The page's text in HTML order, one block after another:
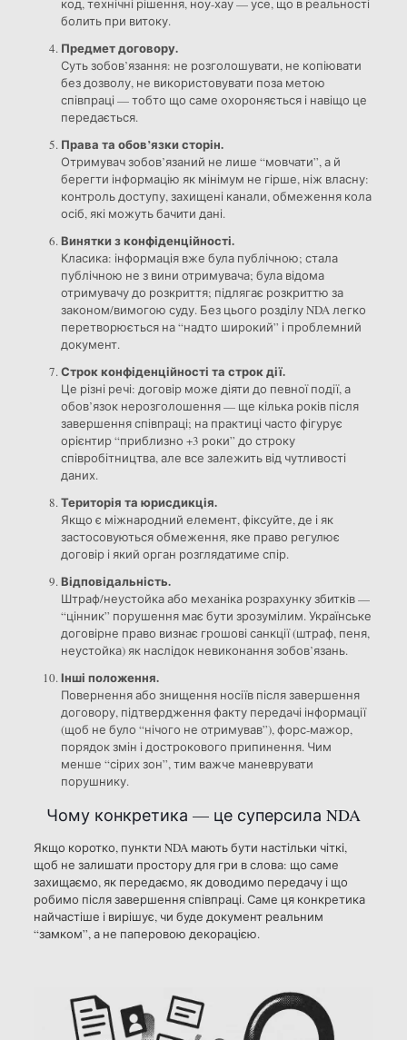
код, технічні рішення, ноу-хау — усе, що в реальності
болить при витоку.
Предмет договору.
Суть зобов’язання: не розголошувати, не копіювати
без дозволу, не використовувати поза метою
співпраці — тобто що саме охороняється і навіщо це
передається.
Права та обов’язки сторін.
Отримувач зобов’язаний не лише “мовчати”, а й
берегти інформацію як мінімум не гірше, ніж власну:
контроль доступу, захищені канали, обмеження кола
осіб, які можуть бачити дані.
Винятки з конфіденційності.
Класика: інформація вже була публічною; стала
публічною не з вини отримувача; була відома
отримувачу до розкриття; підлягає розкриттю за
законом/вимогою суду. Без цього розділу NDA легко
перетворюється на “надто широкий” і проблемний
документ.
Строк конфіденційності та строк дії.
Це різні речі: договір може діяти до певної події, а
обов’язок нерозголошення — ще кілька років після
завершення співпраці; на практиці часто фігурує
орієнтир “приблизно +3 роки” до строку
співробітництва, але все залежить від чутливості
даних.
Територія та юрисдикція.
Якщо є міжнародний елемент, фіксуйте, де і як
застосовуються обмеження, яке право регулює
договір і який орган розглядатиме спір.
Відповідальність.
Штраф/неустойка або механіка розрахунку збитків —
“цінник” порушення має бути зрозумілим. Українське
договірне право визнає грошові санкції (штраф, пеня,
неустойка) як наслідок невиконання зобов’язань.
Інші положення.
Повернення або знищення носіїв після завершення
договору, підтвердження факту передачі інформації
(щоб не було “нічого не отримував”), форс-мажор,
порядок змін і дострокового припинення. Чим
менше “сірих зон”, тим важче маневрувати
порушнику.
Чому конкретика — це суперсила NDA
Якщо коротко, пункти NDA мають бути настільки чіткі,
щоб не залишати простору для гри в слова: що саме
захищаємо, як передаємо, як доводимо передачу і що
робимо після завершення співпраці. Саме ця конкретика
найчастіше і вирішує, чи буде документ реальним
“замком”, а не паперовою декорацією.